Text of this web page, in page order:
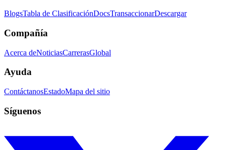
BlogsTabla de ClasificaciónDocsTransaccionarDescargar
Compañía
Acerca deNoticiasCarrerasGlobal
Ayuda
ContáctanosEstadoMapa del sitio
Síguenos